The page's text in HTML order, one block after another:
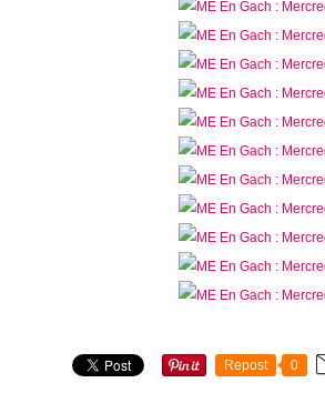
Repost 0